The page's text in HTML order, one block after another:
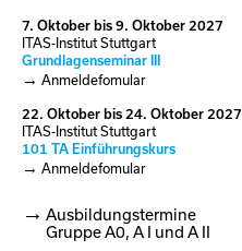
7. Oktober bis 9. Oktober 2027
ITAS-Institut Stuttgart
Grundlagenseminar III
Anmeldefomular
22. Oktober bis 24. Oktober 2027
ITAS-Institut Stuttgart
101 TA Einführungskurs
Anmeldefomular
Ausbildungstermine
Gruppe A0, A I und A II